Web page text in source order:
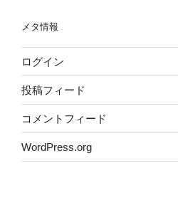
メタ情報
ログイン
投稿フィード
コメントフィード
WordPress.org